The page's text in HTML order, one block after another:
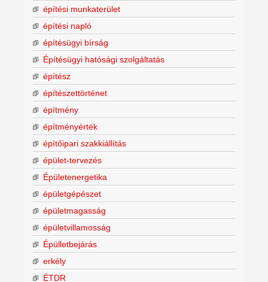
építési munkaterület
építési napló
építésügyi bírság
Építésügyi hatósági szolgáltatás
építész
építészettörténet
építmény
építményérték
építőipari szakkiállítás
épület-tervezés
Épületenergetika
épületgépészet
épületmagasság
épületvillamosság
Épülletbejárás
erkély
ÉTDR